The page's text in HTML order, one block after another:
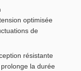
optimisée
de
résistante
la durée